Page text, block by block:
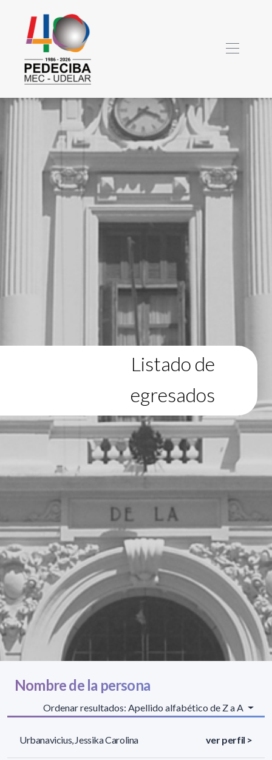
Listado de
egresados
Nombre de la persona
Ordenar resultados: Apellido alfabético de Z a A
Urbanavicius, Jessika Carolina ver perfil >